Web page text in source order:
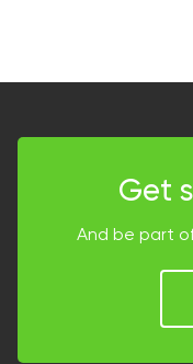
Get
And be part